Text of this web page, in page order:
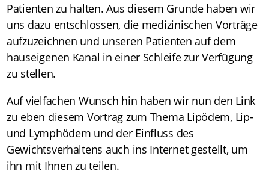
Patienten zu halten. Aus diesem Grunde haben wir
uns dazu entschlossen, die medizinischen Vorträge
aufzuzeichnen und unseren Patienten auf dem
hauseigenen Kanal in einer Schleife zur Verfügung
zu stellen.
Auf vielfachen Wunsch hin haben wir nun den Link
zu eben diesem Vortrag zum Thema Lipödem, Lip-
und Lymphödem und der Einfluss des
Gewichtsverhaltens auch ins Internet gestellt, um
ihn mit Ihnen zu teilen.